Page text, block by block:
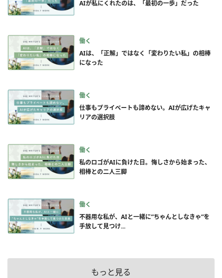
AIが私にくれたのは、「最初の一歩」だった
働く
AIは、「正解」ではなく「変わりたい私」の相棒
になった
働く
仕事もプライベートも諦めない。AIが広げたキャ
リアの選択肢
働く
私のロゴがAIに負けた日。悔しさから始まった、
相棒との二人三脚
働く
不器用な私が、AIと一緒に”ちゃんとしなきゃ”を
手放して見つけ...
もっと見る